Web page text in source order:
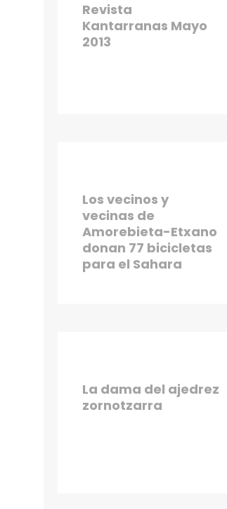
Revista
Kantarranas Mayo
2013
Los vecinos y
vecinas de
Amorebieta-Etxano
donan 77 bicicletas
para el Sahara
La dama del ajedrez
zornotzarra